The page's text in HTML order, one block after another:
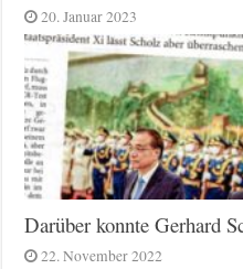
20. Januar 2023
Darüber konnte Gerhard
22. November 2022